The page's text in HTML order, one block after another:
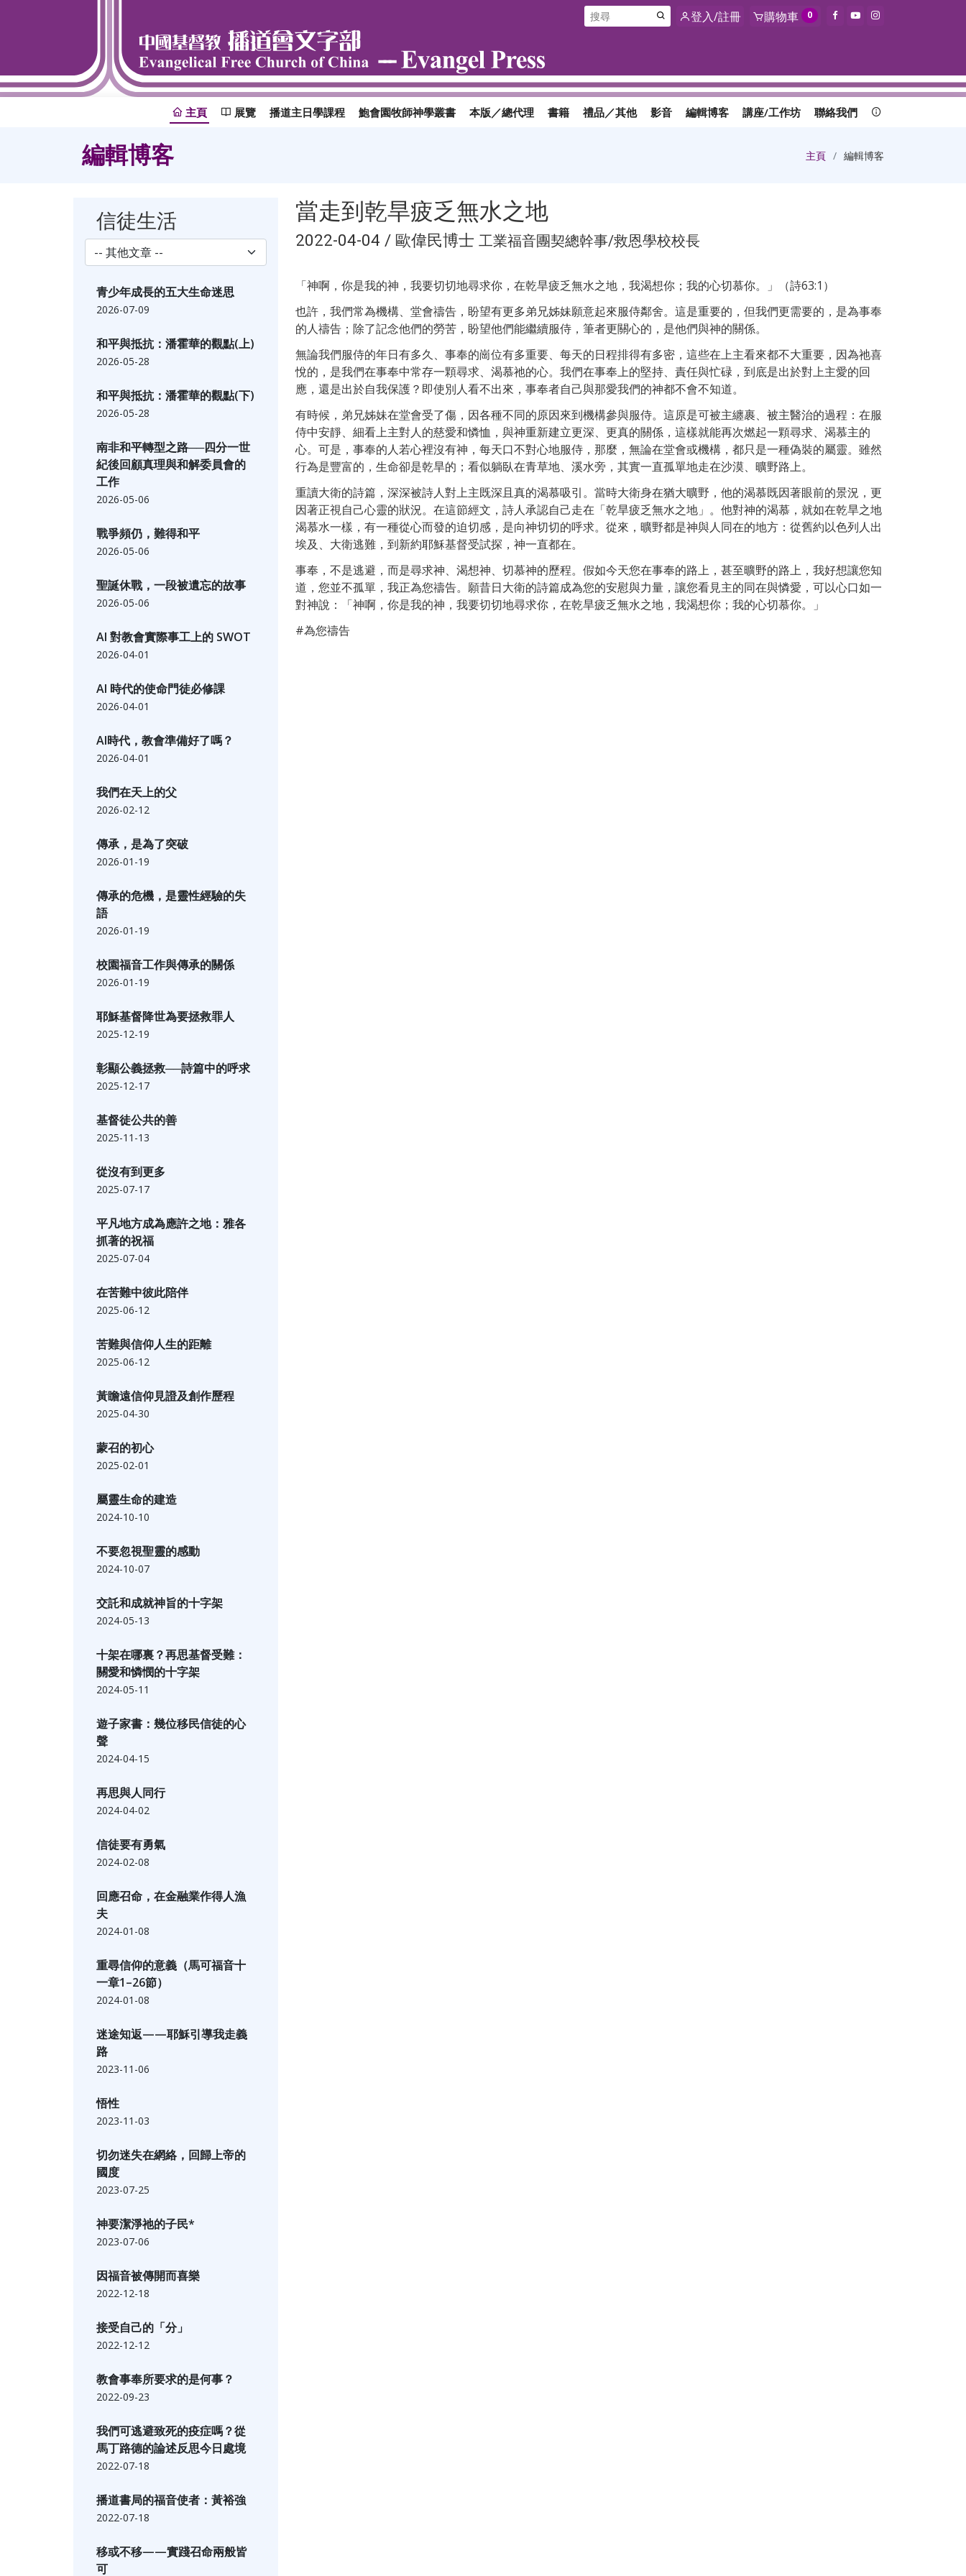
登入/註冊 購物車 0
主頁 展覽 播道主日學課程 鮑會園牧師神學叢書 本版／總代理 書籍 禮品／其他 影音 編輯博客 講座/工作坊 聯絡我們
編輯博客 主頁 編輯博客
信徒生活
青少年成長的五大生命迷思
2026-07-09
和平與抵抗：潘霍華的觀點(上)
2026-05-28
和平與抵抗：潘霍華的觀點(下)
2026-05-28
南非和平轉型之路──四分一世
紀後回顧真理與和解委員會的
工作
2026-05-06
戰爭頻仍，難得和平
2026-05-06
聖誕休戰，一段被遺忘的故事
2026-05-06
AI 對教會實際事工上的 SWOT
2026-04-01
AI 時代的使命門徒必修課
2026-04-01
AI時代，教會準備好了嗎？
2026-04-01
我們在天上的父
2026-02-12
傳承，是為了突破
2026-01-19
傳承的危機，是靈性經驗的失
語
2026-01-19
校園福音工作與傳承的關係
2026-01-19
耶穌基督降世為要拯救罪人
2025-12-19
彰顯公義拯救──詩篇中的呼求
2025-12-17
基督徒公共的善
2025-11-13
從沒有到更多
2025-07-17
平凡地方成為應許之地：雅各
抓著的祝福
2025-07-04
在苦難中彼此陪伴
2025-06-12
苦難與信仰人生的距離
2025-06-12
黃瞻遠信仰見證及創作歷程
2025-04-30
蒙召的初心
2025-02-01
屬靈生命的建造
2024-10-10
不要忽視聖靈的感動
2024-10-07
交託和成就神旨的十字架
2024-05-13
十架在哪裏？再思基督受難：
關愛和憐憫的十字架
2024-05-11
遊子家書：幾位移民信徒的心
聲
2024-04-15
再思與人同行
2024-04-02
信徒要有勇氣
2024-02-08
回應召命，在金融業作得人漁
夫
2024-01-08
重尋信仰的意義（馬可福音十
一章1–26節）
2024-01-08
迷途知返——耶穌引導我走義
路
2023-11-06
悟性
2023-11-03
切勿迷失在網絡，回歸上帝的
國度
2023-07-25
神要潔淨祂的子民*
2023-07-06
因福音被傳開而喜樂
2022-12-18
接受自己的「分」
2022-12-12
教會事奉所要求的是何事？
2022-09-23
我們可逃避致死的疫症嗎？從
馬丁路德的論述反思今日處境
2022-07-18
播道書局的福音使者：黃裕強
2022-07-18
移或不移——實踐召命兩般皆
可
當走到乾旱疲乏無水之地
2022-04-04 / 歐偉民博士 工業福音團契總幹事/救恩學校校長
「神啊，你是我的神，我要切切地尋求你，在乾旱疲乏無水之地，我渴想你；我的心切慕你。」（詩63:1）
也許，我們常為機構、堂會禱告，盼望有更多弟兄姊妹願意起來服侍鄰舍。這是重要的，但我們更需要的，是為事奉
的人禱告；除了記念他們的勞苦，盼望他們能繼續服侍，筆者更關心的，是他們與神的關係。
無論我們服侍的年日有多久、事奉的崗位有多重要、每天的日程排得有多密，這些在上主看來都不大重要，因為祂喜
悅的，是我們在事奉中常存一顆尋求、渴慕祂的心。我們在事奉上的堅持、責任與忙碌，到底是出於對上主愛的回
應，還是出於自我保護？即使別人看不出來，事奉者自己與那愛我們的神都不會不知道。
有時候，弟兄姊妹在堂會受了傷，因各種不同的原因來到機構參與服侍。這原是可被主纏裹、被主醫治的過程：在服
侍中安靜、細看上主對人的慈愛和憐恤，與神重新建立更深、更真的關係，這樣就能再次燃起一顆尋求、渴慕主的
心。可是，事奉的人若心裡沒有神，每天口不對心地服侍，那麼，無論在堂會或機構，都只是一種偽裝的屬靈。雖然
行為是豐富的，生命卻是乾旱的；看似躺臥在青草地、溪水旁，其實一直孤單地走在沙漠、曠野路上。
重讀大衛的詩篇，深深被詩人對上主既深且真的渴慕吸引。當時大衛身在猶大曠野，他的渴慕既因著眼前的景況，更
因著正視自己心靈的狀況。在這節經文，詩人承認自己走在「乾旱疲乏無水之地」。他對神的渴慕，就如在乾旱之地
渴慕水一樣，有一種從心而發的迫切感，是向神切切的呼求。從來，曠野都是神與人同在的地方：從舊約以色列人出
埃及、大衛逃難，到新約耶穌基督受試探，神一直都在。
事奉，不是逃避，而是尋求神、渴想神、切慕神的歷程。假如今天您在事奉的路上，甚至曠野的路上，我好想讓您知
道，您並不孤單，我正為您禱告。願昔日大衛的詩篇成為您的安慰與力量，讓您看見主的同在與憐愛，可以心口如一
對神說：「神啊，你是我的神，我要切切地尋求你，在乾旱疲乏無水之地，我渴想你；我的心切慕你。」
#為您禱告